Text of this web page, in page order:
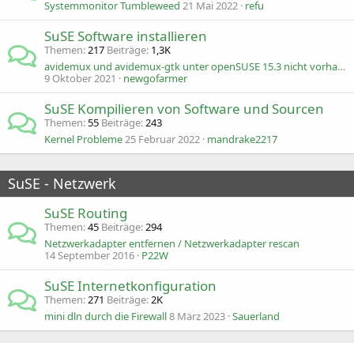
Systemmonitor Tumbleweed 21 Mai 2022 refu
SuSE Software installieren
Themen 217 Beiträge 1,3K
avidemux und avidemux-gtk unter openSUSE 15.3 nicht vorhanden
9 Oktober 2021
newgofarmer
SuSE Kompilieren von Software und Sourcen
Themen 55 Beiträge 243
Kernel Probleme25 Februar 2022 mandrake2217
SuSE - Netzwerk
SuSE Routing
Themen 45 Beiträge 294
Netzwerkadapter entfernen / Netzwerkadapter rescan
14 September 2016 P22W
SuSE Internetkonfiguration
Themen 271 Beiträge 2K
mini dln durch die Firewall8 März 2023 Sauerland